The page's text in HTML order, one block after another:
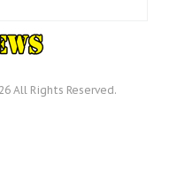
All Rights Reserved.